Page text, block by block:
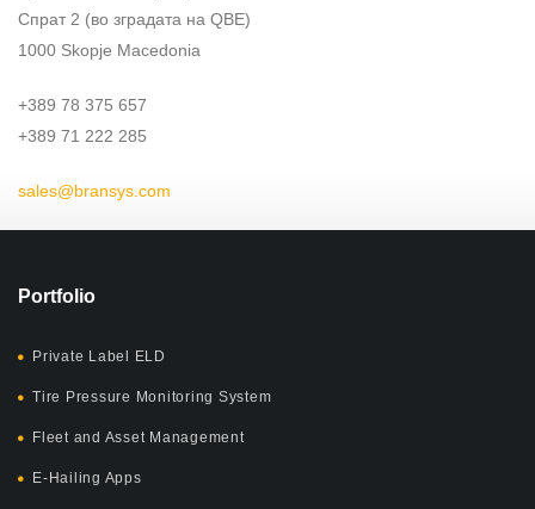
Спрат 2 (во зградата на QBE)
1000 Skopje Macedonia
+389 78 375 657
+389 71 222 285
sales@bransys.com
Portfolio
Private Label ELD
Tire Pressure Monitoring System
Fleet and Asset Management
E-Hailing Apps